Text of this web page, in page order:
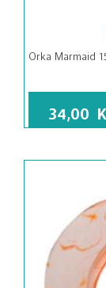
Orka Marmaid
34,00